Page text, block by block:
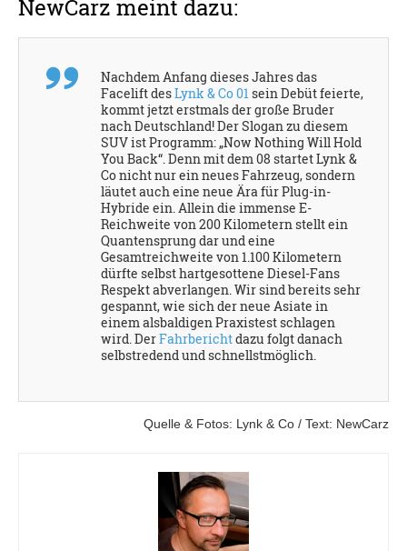
NewCarz meint dazu:
Nachdem Anfang dieses Jahres das
Facelift desLynk & Co 01 sein Debüt feierte,
kommt jetzt erstmals der große Bruder
nach Deutschland! Der Slogan zu diesem
SUV ist Programm: „Now Nothing Will Hold
You Back“. Denn mit dem 08 startet Lynk &
Co nicht nur ein neues Fahrzeug, sondern
läutet auch eine neue Ära für Plug-in-
Hybride ein. Allein die immense E-
Reichweite von 200 Kilometern stellt ein
Quantensprung dar und eine
Gesamtreichweite von 1.100 Kilometern
dürfte selbst hartgesottene Diesel-Fans
Respekt abverlangen. Wir sind bereits sehr
gespannt, wie sich der neue Asiate in
einem alsbaldigen Praxistest schlagen
wird. DerFahrberichtdazu folgt danach
selbstredend und schnellstmöglich.
Quelle & Fotos: Lynk & Co / Text: NewCarz